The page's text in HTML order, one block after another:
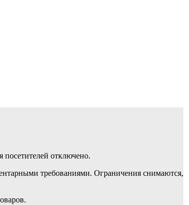
посетителей отключено.
требованиями. Ограничения снимаются,